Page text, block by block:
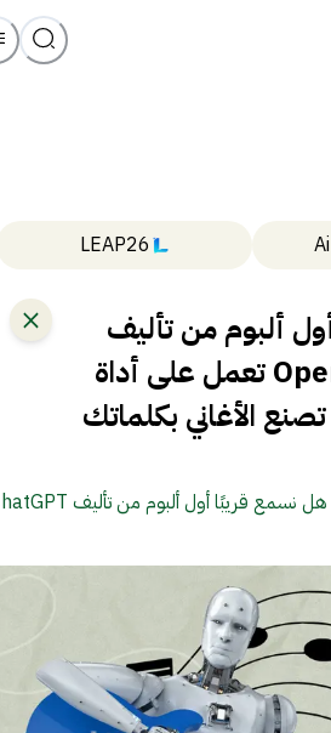
LEAP26
ألبوم من تأليف
ChatGPT؟ OpenAI تعمل على أداة
الأغاني بكلماتك
هل نسمع قريبًا أول ألبوم من تأليف ChatGPT؟ OpenAI تعمل على أداة موسيقية توليدية تصنع الأغاني بكلماتك